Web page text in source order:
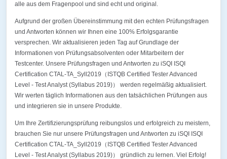
alle aus dem Fragenpool und sind echt und original.
Aufgrund der großen Übereinstimmung mit den echten Prüfungsfragen
und Antworten können wir Ihnen eine 100% Erfolgsgarantie
versprechen. Wir aktualisieren jeden Tag auf Grundlage der
Informationen von Prüfungsabsolventen oder Mitarbeitern der
Testcenter. Unsere Prüfungsfragen und Antworten zu iSQI ISQI
Certification CTAL-TA_Syll2019（ISTQB Certified Tester Advanced
Level - Test Analyst (Syllabus 2019)） werden regelmäßig aktualisiert.
Wir werten täglich Informationen aus den tatsächlichen Prüfungen aus
und integrieren sie in unsere Produkte.
Um Ihre Zertifizierungsprüfung reibungslos und erfolgreich zu meistern,
brauchen Sie nur unsere Prüfungsfragen und Antworten zu iSQI ISQI
Certification CTAL-TA_Syll2019（ISTQB Certified Tester Advanced
Level - Test Analyst (Syllabus 2019)） gründlich zu lernen. Viel Erfolg!